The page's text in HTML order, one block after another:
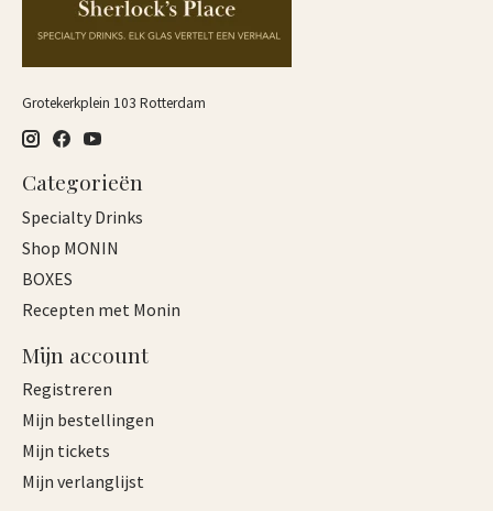
Grotekerkplein 103 Rotterdam
Categorieën
Specialty Drinks
Shop MONIN
BOXES
Recepten met Monin
Mijn account
Registreren
Mijn bestellingen
Mijn tickets
Mijn verlanglijst